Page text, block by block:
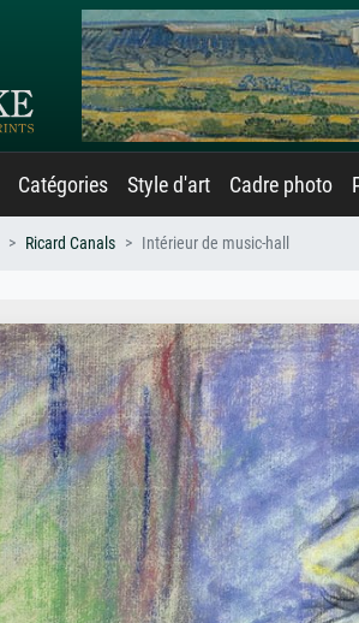
Catégories Style d'art Cadre photo
Ricard Canals Intérieur de music-hall